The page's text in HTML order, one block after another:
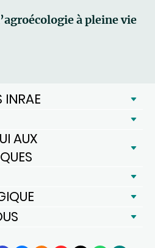
à pleine vie
INRAE
AUX